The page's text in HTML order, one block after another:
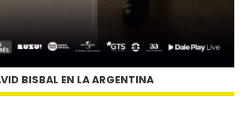
BISBAL EN LA ARGENTINA